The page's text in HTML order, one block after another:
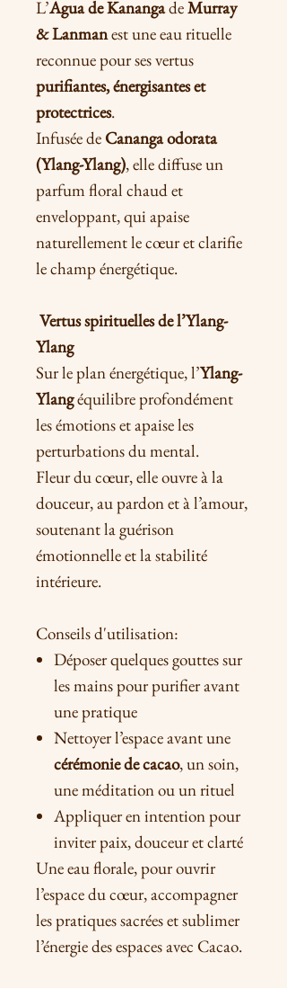
L’Agua de KanangadeMurray
& Lanmanest une eau rituelle
reconnue pour ses vertus
purifiantes, énergisantes et
protectrices.
Infusée deCananga odorata
(Ylang-Ylang), elle diffuse un
parfum floral chaud et
enveloppant, qui apaise
naturellement le cœur et clarifie
le champ énergétique.
Vertus spirituelles de l’Ylang-
Ylang
Sur le plan énergétique, l’Ylang-
Ylangéquilibre profondément
les émotions et apaise les
perturbations du mental.
Fleur du cœur, elle ouvre à la
douceur, au pardon et à l’amour,
soutenant la guérison
émotionnelle et la stabilité
intérieure.
Conseils d'utilisation:
Déposer quelques gouttes sur
les mains pour purifier avant
une pratique
Nettoyer l’espace avant une
cérémonie de cacao, un soin,
une méditation ou un rituel
Appliquer en intention pour
inviter paix, douceur et clarté
Une eau florale, pour ouvrir
l’espace du cœur, accompagner
les pratiques sacrées et sublimer
l’énergie des espaces avec Cacao.